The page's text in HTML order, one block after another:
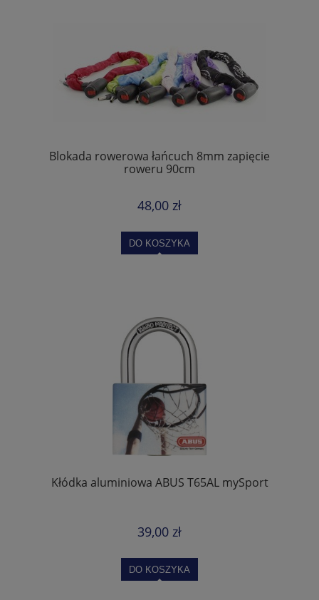
Blokada rowerowa łańcuch 8mm zapięcie
roweru 90cm
48,00 zł
DO KOSZYKA
Kłódka aluminiowa ABUS T65AL mySport
39,00 zł
DO KOSZYKA